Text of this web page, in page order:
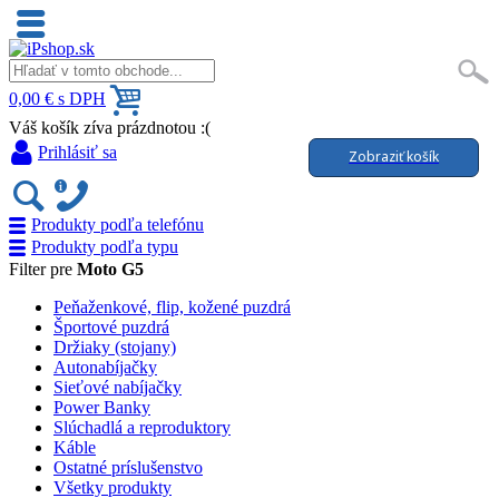
0,00 € s DPH
Váš košík zíva prázdnotou :(
Zobraziť košík
Prihlásiť sa
Produkty podľa telefónu
Produkty podľa typu
Filter pre Moto G5
Peňaženkové, flip, kožené puzdrá
Športové puzdrá
Držiaky (stojany)
Autonabíjačky
Sieťové nabíjačky
Power Banky
Slúchadlá a reproduktory
Káble
Ostatné príslušenstvo
Všetky produkty